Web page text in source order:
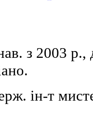
з 2003 р.,
ін-т